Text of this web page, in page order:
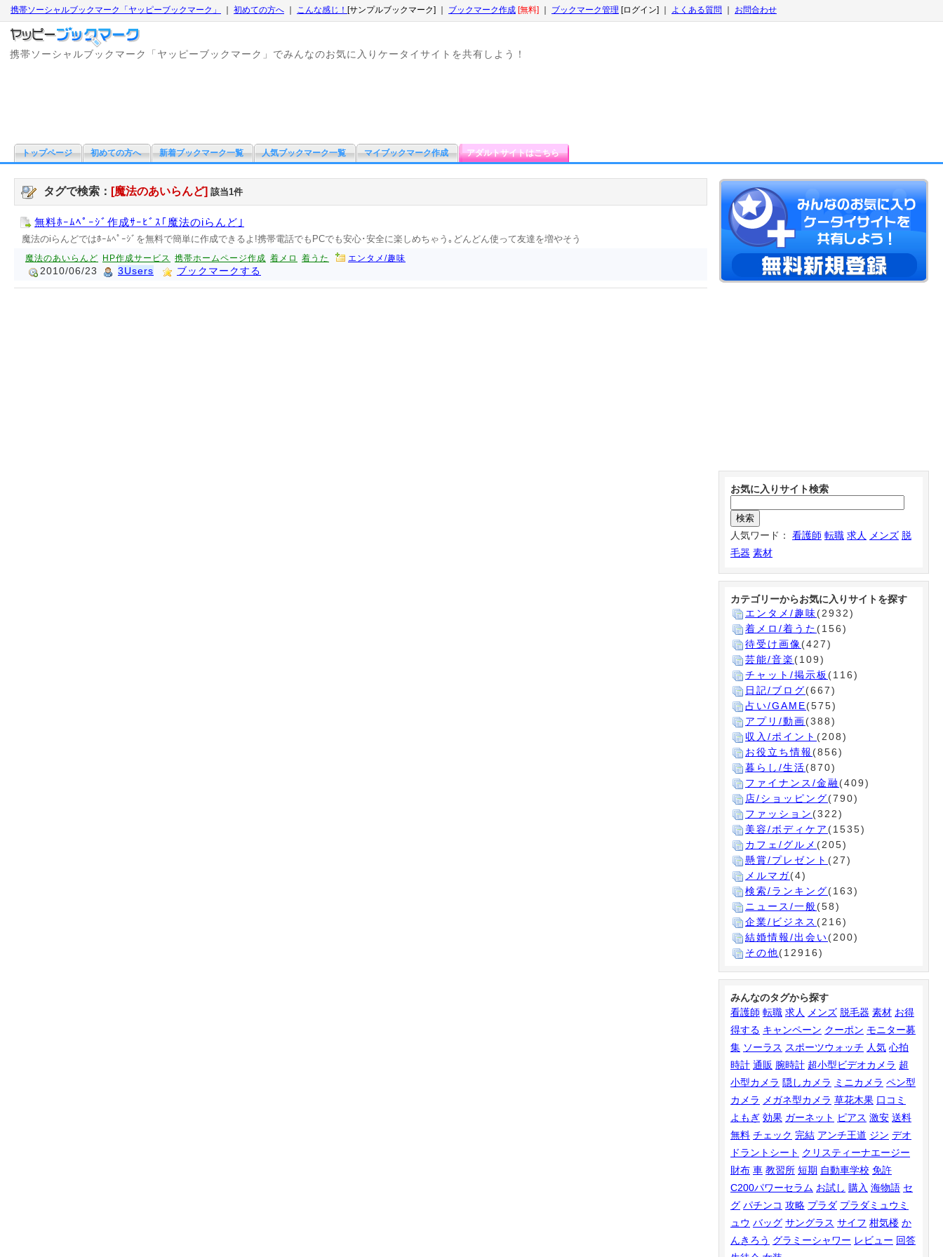
携帯ソーシャルブックマーク「ヤッピーブックマーク」 初めての方へ こんな感じ！ [サンプルブックマーク] ｜ ブックマーク作成 [無料] ブックマーク管理 [ログイン] ｜ よくある質問 お問合わせ
携帯ソーシャルブックマーク「ヤッピーブックマーク」でみんなのお気に入りケータイサイトを共有しよう！
トップページ 初めての方へ 新着ブックマーク一覧 人気ブックマーク一覧 マイブックマーク作成 アダルトサイトはこちら
タグで検索： [魔法のあいらんど] 該当1件
無料ﾎｰﾑﾍﾟｰｼﾞ作成ｻｰﾋﾞｽ｢魔法のiらんど｣
魔法のiらんどではﾎｰﾑﾍﾟｰｼﾞを無料で簡単に作成できるよ!携帯電話でもPCでも安心･安全に楽しめちゃう｡どんどん使って友達を増やそう
魔法のあいらんど HP作成サービス 携帯ホームページ作成 着メロ 着うた エンタメ/趣味
2010/06/23 3Users ブックマークする
お気に入りサイト検索
人気ワード： 看護師 転職 求人 メンズ 脱
毛器 素材
カテゴリーからお気に入りサイトを探す
エンタメ/趣味(2932)
着メロ/着うた (156)
待受け画像(427)
芸能/音楽 (109)
チャット/掲示板 (116)
日記/ブログ(667)
占い/GAME(575)
アプリ/動画(388)
収入/ポイント (208)
お役立ち情報 (856)
暮らし/生活(870)
ファイナンス/金融 (409)
店/ショッピング(790)
ファッション (322)
美容/ボディケア (1535)
カフェ/グルメ (205)
懸賞/プレゼント (27)
メルマガ(4)
検索/ランキング(163)
ニュース/一般(58)
企業/ビジネス (216)
結婚情報/出会い(200)
その他(12916)
みんなのタグから探す
看護師 転職 求人 メンズ 脱毛器 素材 お得
得する キャンペーン クーポン モニター募
集 ソーラス スポーツウォッチ 人気 心拍
時計 通販 腕時計 超小型ビデオカメラ 超
小型カメラ 隠しカメラ ミニカメラ ペン型
カメラ メガネ型カメラ 草花木果 口コミ
よもぎ 効果 ガーネット ピアス 激安 送料
無料 チェック 完結 アンチ王道 ジン デオ
ドラントシート クリスティーナエージー
財布 車 教習所 短期 自動車学校 免許
C200パワーセラム お試し 購入 海物語 セ
グ パチンコ 攻略 プラダ プラダミュウミ
ュウ バッグ サングラス サイフ 柑気楼 か
んきろう グラミーシャワー レビュー 回答